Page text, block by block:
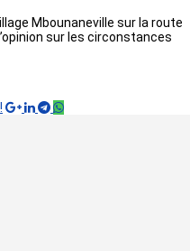
Mbounaneville sur la route
sur les circonstances